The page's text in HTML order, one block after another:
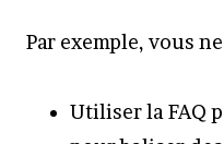
Par exemple, vous
Utiliser la FAQ